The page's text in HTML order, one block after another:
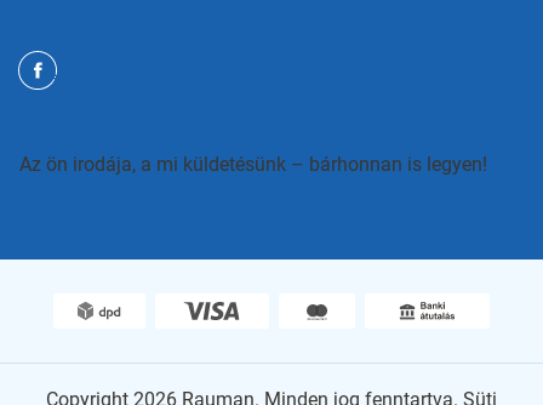
Az ön irodája, a mi küldetésünk – bárhonnan is legyen!
Copyright 2026 Rauman. Minden jog fenntartva. Süti